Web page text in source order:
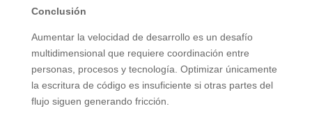
Conclusión
Aumentar la velocidad de desarrollo es un desafío
multidimensional que requiere coordinación entre
personas, procesos y tecnología. Optimizar únicamente
la escritura de código es insuficiente si otras partes del
flujo siguen generando fricción.